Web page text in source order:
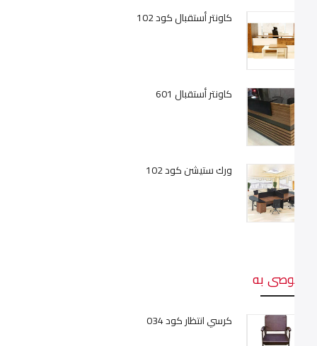
كاونتر أستقبال كود 102
كاونتر أستقبال 601
ورك ستيشن كود 102
موصى به
كرسي انتظار كود 034